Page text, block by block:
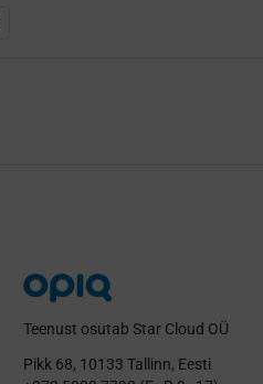
Teenust osutab Star Cloud OÜ
Pikk 68, 10133 Tallinn, Eesti